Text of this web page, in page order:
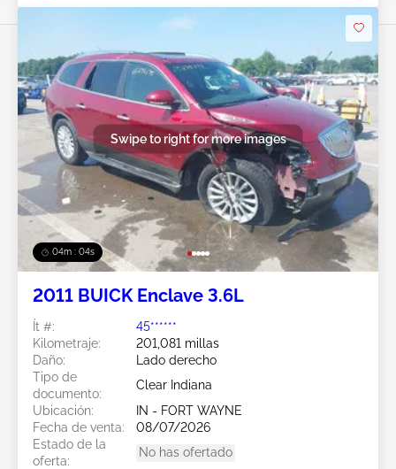
04m : 02s
Swipe to right for more images
2011 BUICK Enclave 3.6L
Ít #:
45******
Kilometraje:
201,081 millas
Daño:
Lado derecho
Tipo de
documento:
Clear Indiana
Ubicación:
IN - FORT WAYNE
Fecha de venta:
08/07/2026
Estado de la
oferta:
No has ofertado